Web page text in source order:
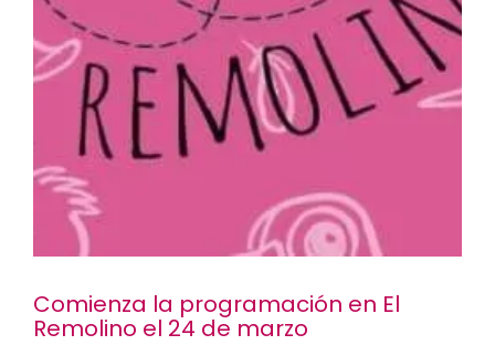
Comienza la programación en El
Remolino el 24 de marzo